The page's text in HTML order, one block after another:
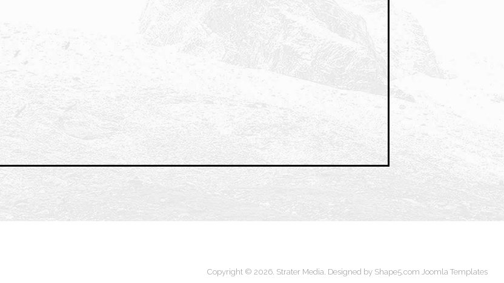
Copyright © 2026. Strater Media. Designed by Shape5.comJoomla Templates